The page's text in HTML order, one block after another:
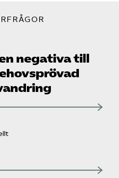
negativa till